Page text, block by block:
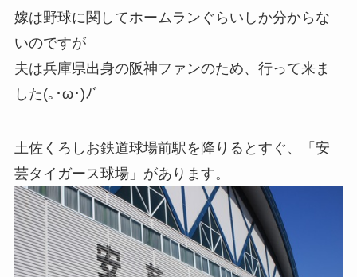
嫁は野球に関してホームランぐらいしか分からな
いのですが
夫は兵庫県出身の阪神ファンのため、行って来ま
した(｡･ω･)ﾉﾞ
土佐くろしお鉄道球場前駅を降りるとすぐ、「安
芸タイガース球場」があります。